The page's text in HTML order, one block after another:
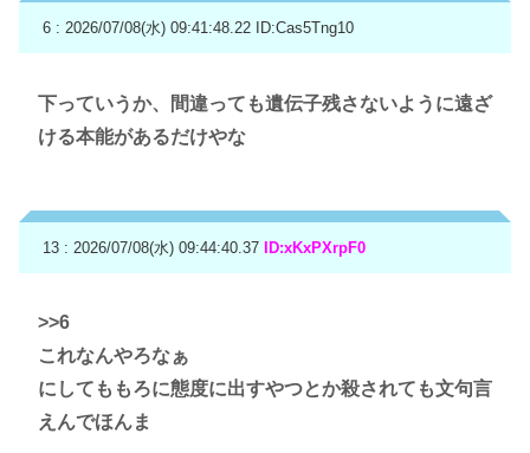
6 : 2026/07/08(水) 09:41:48.22 ID:Cas5Tng10
下っていうか、間違っても遺伝子残さないように遠ざ
ける本能があるだけやな
13 : 2026/07/08(水) 09:44:40.37 ID:xKxPXrpF0
>>6
これなんやろなぁ
にしてももろに態度に出すやつとか殺されても文句言
えんでほんま